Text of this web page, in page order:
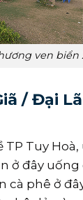
ven biển
/ Đại
TP Tuy
ở đây
cà phê ở